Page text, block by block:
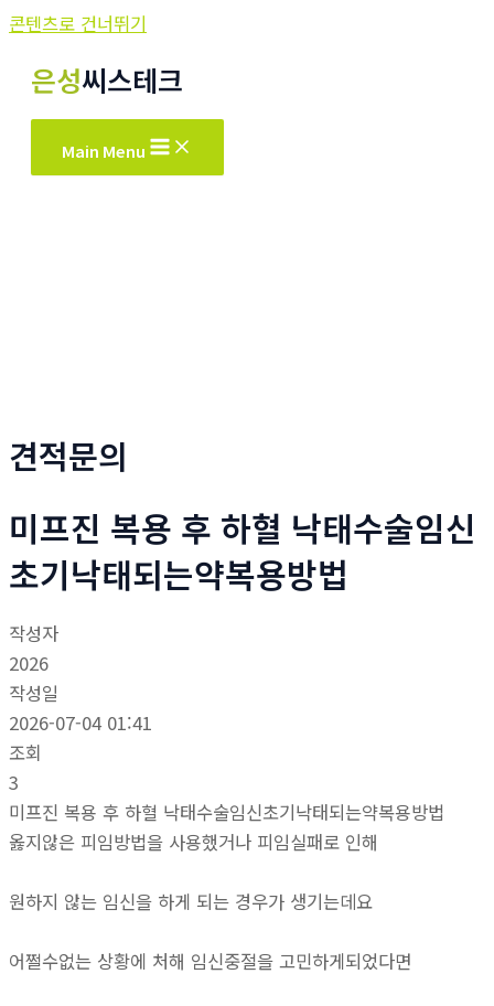
콘텐츠로 건너뛰기
은성씨스테크
Main Menu
견적문의
미프진 복용 후 하혈 낙태수술임신
초기낙태되는약복용방법
작성자
2026
작성일
2026-07-04 01:41
조회
3
미프진 복용 후 하혈 낙태수술임신초기낙태되는약복용방법
옳지않은 피임방법을 사용했거나 피임실패로 인해
원하지 않는 임신을 하게 되는 경우가 생기는데요
어쩔수없는 상황에 처해 임신중절을 고민하게되었다면